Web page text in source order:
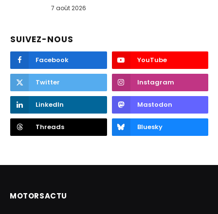
7 août 2026
SUIVEZ-NOUS
Facebook YouTube
Twitter Instagram
LinkedIn Mastodon
Threads Bluesky
MOTORSACTU